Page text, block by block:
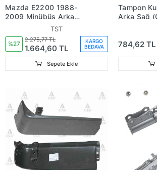
Mazda E2200 1988-
2009 Minübüs Arka
Tampon Sol (Demir Tw)
(Adet) (Oem
No:S08350240)
TST
%27
2.275,77 TL
1.664,60 TL
KARGO
BEDAVA
Sepete Ekle
Tampon
Arka Sağ
S083-50-
784,62 TL